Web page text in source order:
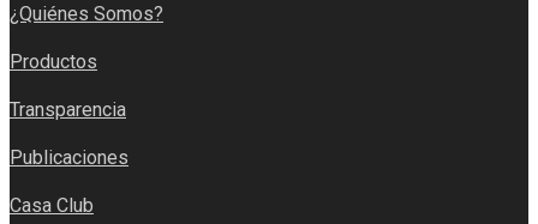
¿Quiénes Somos?
Productos
Transparencia
Publicaciones
Casa Club